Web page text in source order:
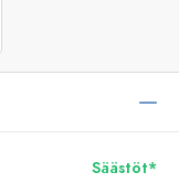
Säästöt*